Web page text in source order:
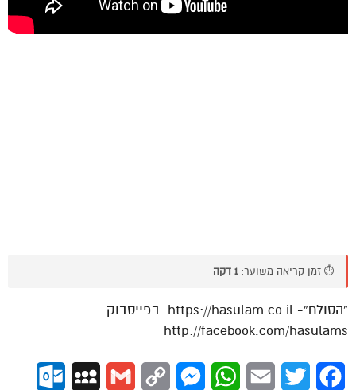
⏱️ זמן קריאה משוער: 1 דקה
“הסולם”- https://hasulam.co.il. בפייסבוק –
http://facebook.com/hasulams
Facebook
Twitter
Email
WhatsApp
Messenger
Copy
Gmail
MySpace